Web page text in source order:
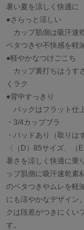
暑い夏を涼しく快適に
●さらっと涼しい
カップ肌側は吸汗速
ベタつきや不快感を軽
●軽やかなつけごこち
カップ裏打ちはうす
くラク
●背中すっきり
バックはフラット仕
・3/4カップブラ
・パッドあり（取りは
〈（D）85サイズ、（
暑さを涼しく快適に乗
ップ肌側に吸汗速乾素
のベタつきやムレを軽
にも涼やかなデザイン
クは段差がつきにくい
す。